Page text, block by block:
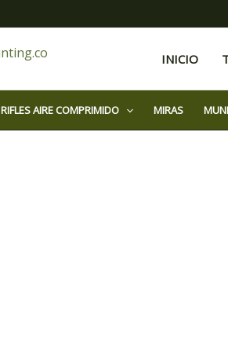
INICIO
RIFLES AIRE COMPRIMIDO MIRAS